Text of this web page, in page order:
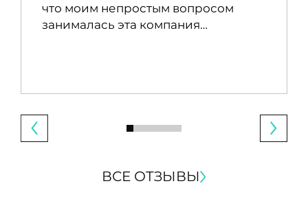
что моим непростым вопросом
занималась эта компания…
ВСЕ ОТЗЫВЫ